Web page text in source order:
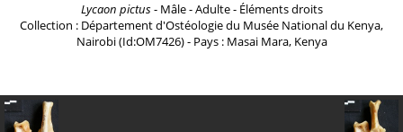
Lycaon pictus- Mâle - Adulte - Éléments droits
Collection : Département d'Ostéologie du Musée National du Kenya,
Nairobi (Id:OM7426) - Pays : Masai Mara, Kenya